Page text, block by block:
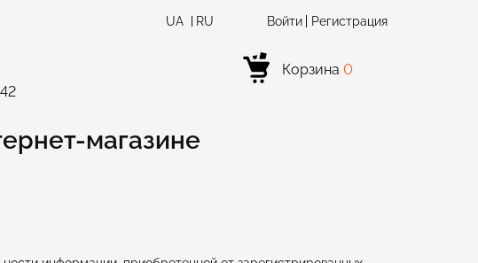
UA RU Регистрация
Войти
Корзина 0
магазине